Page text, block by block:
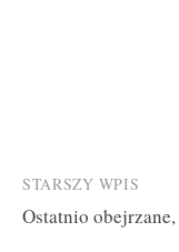
Post
navigation
STARSZY WPIS
Ostatnio